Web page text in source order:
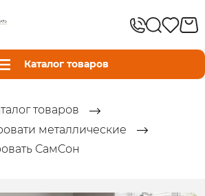
Каталог товаров
товаров
металлические
СамCон